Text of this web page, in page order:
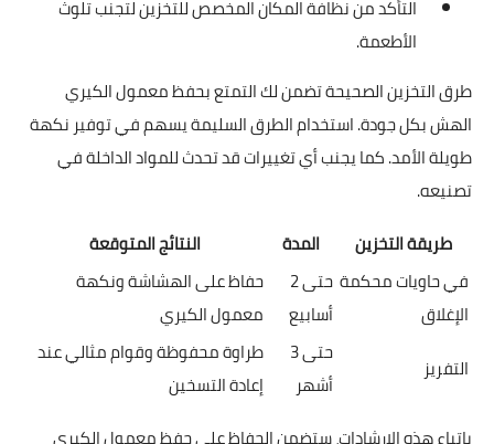
حفظ معمول الكيري في درجة حرارة مناسبة
يساعد في الحفاظ على هشاشته وطراوته.
استخدام حاويات محكمة الإغلاق لحفظ الرطوبة ومنع تسرب
الهواء.
تبريد المعمول قبل التخزين لتجنب تكون البخار داخل
التأكد من نظافة المكان المخصص للتخزين لتجنب تلوث
الأطعمة.
طرق التخزين الصحيحة تضمن لك التمتع بحفظ معمول الكيري
الهش بكل جودة. استخدام الطرق السليمة يسهم في توفير نكهة
طويلة الأمد. كما يجنب أي تغييرات قد تحدث للمواد الداخلة في
تصنيعه.